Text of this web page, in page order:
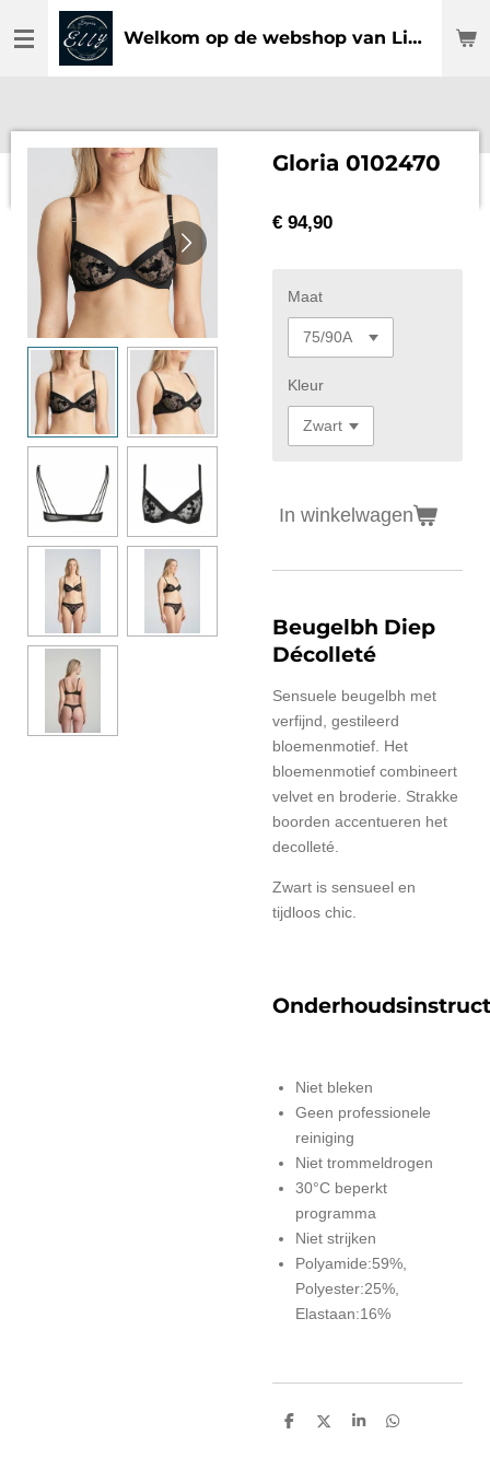
direct
Welkom op de webshop van Lingerie Elly
Gloria 0102470
€ 94,90
Maat
Kleur
In winkelwagen
Beugelbh Diep
Décolleté
Sensuele beugelbh met
verfijnd, gestileerd
bloemenmotief. Het
bloemenmotief combineert
velvet en broderie. Strakke
boorden accentueren het
decolleté.
Zwart is sensueel en
tijdloos chic.
Niet bleken
Geen professionele
reiniging
Niet trommeldrogen
30°C beperkt
programma
Niet strijken
Polyamide:59%,
Polyester:25%,
Elastaan:16%
D
D
S
D